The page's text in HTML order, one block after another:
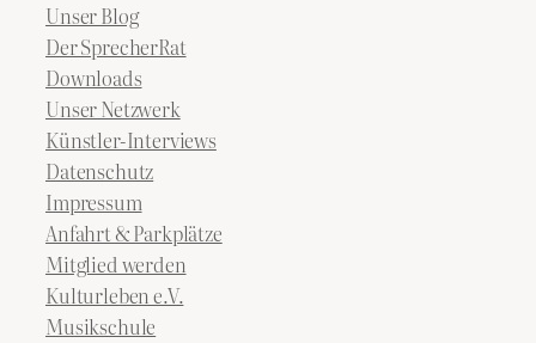
Unser Blog
Der SprecherRat
Downloads
Unser Netzwerk
Künstler-Interviews
Datenschutz
Impressum
Anfahrt & Parkplätze
Mitglied werden
Kulturleben e.V.
Musikschule